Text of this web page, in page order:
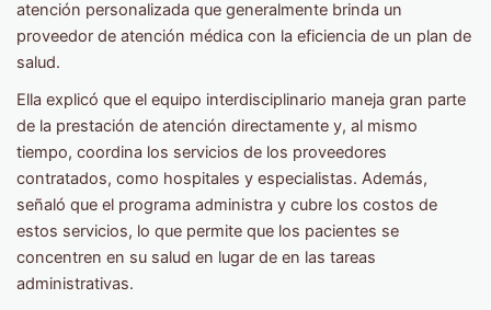
atención personalizada que generalmente brinda un
proveedor de atención médica con la eficiencia de un plan de
salud.
Ella explicó que el equipo interdisciplinario maneja gran parte
de la prestación de atención directamente y, al mismo
tiempo, coordina los servicios de los proveedores
contratados, como hospitales y especialistas. Además,
señaló que el programa administra y cubre los costos de
estos servicios, lo que permite que los pacientes se
concentren en su salud en lugar de en las tareas
administrativas.